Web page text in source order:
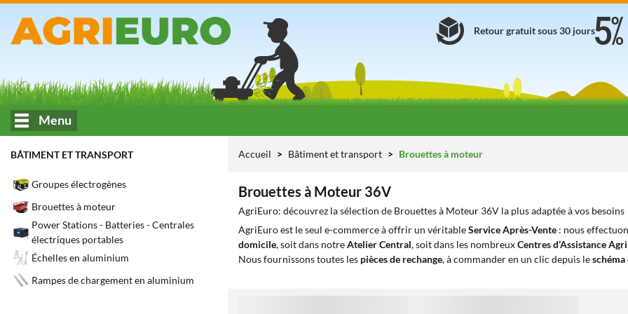
Retour gratuit sous 30 jours
Menu
BÂTIMENT ET TRANSPORT
Groupes électrogènes
Brouettes à moteur
Power Stations - Batteries - Centrales
électriques portables
Échelles en aluminium
Rampes de chargement en aluminium
Accueil Bâtiment et transport Brouettes à moteur
Brouettes à Moteur 36V
AgriEuro: découvrez la sélection de Brouettes à Moteur 36V la plus adaptée à vos besoins
AgriEuro est le seul e-commerce à offrir un véritableService Après-Vente : nous
domicile, soit dans notreAtelier Central, soit dans les nombreuxCentres d’Assistance
Nous fournissons toutes les pièces de rechange, à commander en un clic depuis leschéma